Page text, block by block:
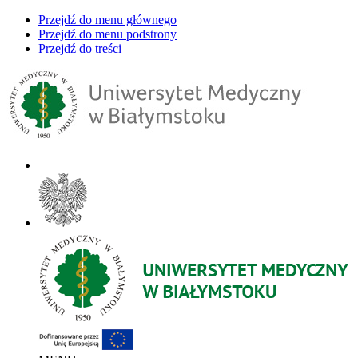
Przejdź do menu głównego
Przejdź do menu podstrony
Przejdź do treści